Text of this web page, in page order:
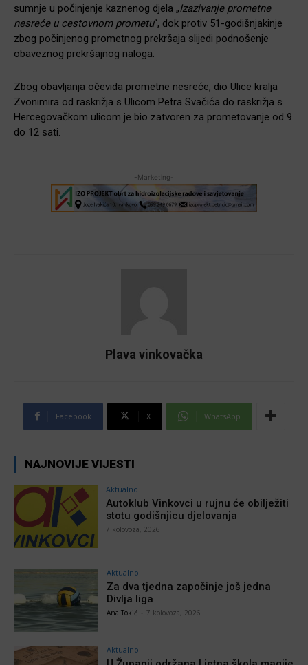
sumnje u počinjenje kaznenog djela „Izazivanje prometne
nesreće u cestovnom prometu“, dok protiv 51-godišnjakinje
zbog počinjenog prometnog prekršaja slijedi podnošenje
obaveznog prekršajnog naloga.
Zbog obavljanja očevida prometne nesreće, dio Ulice kralja
Zvonimira od raskrižja s Ulicom Petra Svačića do raskrižja s
Hercegovačkom ulicom je bio zatvoren za prometovanje od 9
do 12 sati.
-Marketing-
Plava vinkovačka
Facebook X WhatsApp
NAJNOVIJE VIJESTI
Aktualno
Autoklub Vinkovci u rujnu će obilježiti
stotu godišnjicu djelovanja
7 kolovoza, 2026
Aktualno
Za dva tjedna započinje još jedna
Divlja liga
Ana Tokić 7 kolovoza, 2026
Aktualno